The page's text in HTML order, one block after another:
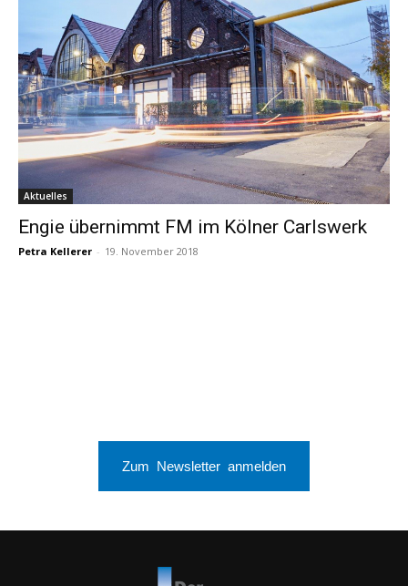
Aktuelles
Engie übernimmt FM im Kölner Carlswerk
Petra Kellerer - 19. November 2018
Zum Newsletter anmelden